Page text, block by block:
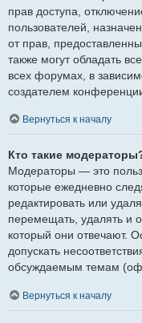
прав доступа,
пользователей,
от прав,
также могут обладать
всех форумах, в
создателем
Вернуться к началу
Кто такие
Модераторы — это
которые ежедневно
редактировать или
перемещать, удалять и
который они отвечают.
допускать
обсуждаемым темам
Вернуться к началу